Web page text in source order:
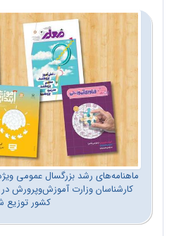
ماهنامه‌های رشد بزرگسال عمومی
کشور توزیع